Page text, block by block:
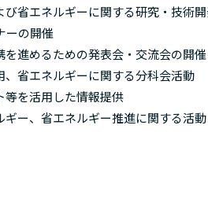
び省エネルギーに関する研究・技術
ーの開催
を進めるための発表会・交流会の開催
、省エネルギーに関する分科会活動
等を活用した情報提供
ギー、省エネルギー推進に関する活動